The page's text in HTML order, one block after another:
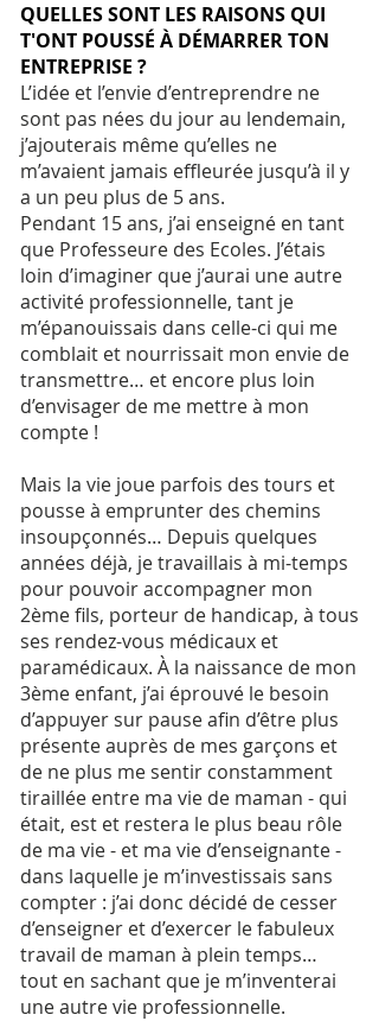
QUELLES SONT LES RAISONS QUI
T'ONT POUSSÉ À DÉMARRER TON
ENTREPRISE ?
L’idée et l’envie d’entreprendre ne
sont pas nées du jour au lendemain,
j’ajouterais même qu’elles ne
m’avaient jamais effleurée jusqu’à il y
a un peu plus de 5 ans.
Pendant 15 ans, j’ai enseigné en tant
que Professeure des Ecoles. J’étais
loin d’imaginer que j’aurai une autre
activité professionnelle, tant je
m’épanouissais dans celle-ci qui me
comblait et nourrissait mon envie de
transmettre… et encore plus loin
d’envisager de me mettre à mon
compte !
Mais la vie joue parfois des tours et
pousse à emprunter des chemins
insoupçonnés… Depuis quelques
années déjà, je travaillais à mi-temps
pour pouvoir accompagner mon
2ème fils, porteur de handicap, à tous
ses rendez-vous médicaux et
paramédicaux. À la naissance de mon
3ème enfant, j’ai éprouvé le besoin
d’appuyer sur pause afin d’être plus
présente auprès de mes garçons et
de ne plus me sentir constamment
tiraillée entre ma vie de maman - qui
était, est et restera le plus beau rôle
de ma vie - et ma vie d’enseignante -
dans laquelle je m’investissais sans
compter : j’ai donc décidé de cesser
d’enseigner et d’exercer le fabuleux
travail de maman à plein temps…
tout en sachant que je m’inventerai
une autre vie professionnelle.